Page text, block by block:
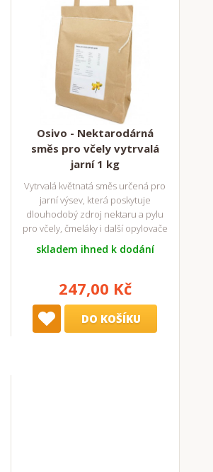
Osivo - Nektarodárná
směs pro včely vytrvalá
jarní 1 kg
Vytrvalá květnatá směs určená pro
jarní výsev, která poskytuje
dlouhodobý zdroj nektaru a pylu
pro včely, čmeláky i další opylovače
skladem ihned k dodání
247,00 Kč
DO KOŠÍKU